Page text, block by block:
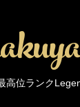
高位ランク